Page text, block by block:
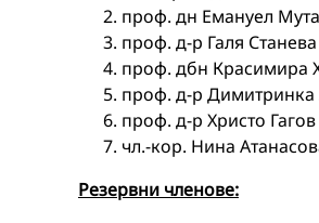
проф. дн Емануел
проф. д-р Галя
проф. дбн Красимира
проф. д-р Димитринка
проф. д-р Христо
чл.-кор. Нина
Резервни членове: